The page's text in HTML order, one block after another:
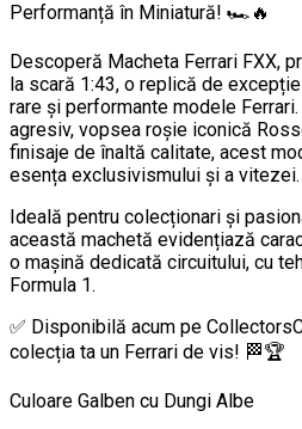
Performanță în Miniatură! 🏎️🔥
Descoperă Macheta Ferrari FXX,
la scară 1:43, o replică de
rare și performante modele
agresiv, vopsea roșie iconică
finisaje de înaltă calitate, acest
esența exclusivismului și a vitezei.
Ideală pentru colecționari și
această machetă evidențiază
o mașină dedicată circuitului, cu
Formula 1.
✅ Disponibilă acum pe
colecția ta un Ferrari de vis! 🏁🏆
Culoare Galben cu Dungi Albe